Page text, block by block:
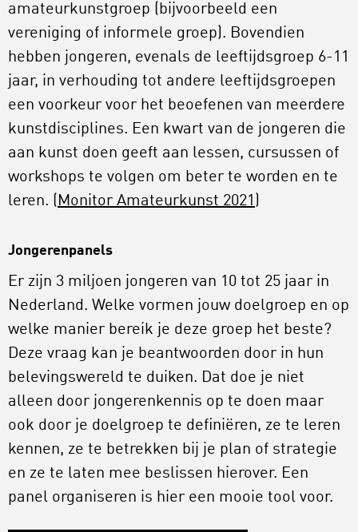
amateurkunstgroep (bijvoorbeeld een
vereniging of informele groep). Bovendien
hebben jongeren, evenals de leeftijdsgroep 6-11
jaar, in verhouding tot andere leeftijdsgroepen
een voorkeur voor het beoefenen van meerdere
kunstdisciplines. Een kwart van de jongeren die
aan kunst doen geeft aan lessen, cursussen of
workshops te volgen om beter te worden en te
leren. ( Monitor Amateurkunst 2021 )
Jongerenpanels
Er zijn 3 miljoen jongeren van 10 tot 25 jaar in
Nederland. Welke vormen jouw doelgroep en op
welke manier bereik je deze groep het beste?
Deze vraag kan je beantwoorden door in hun
belevingswereld te duiken. Dat doe je niet
alleen door jongerenkennis op te doen maar
ook door je doelgroep te definiëren, ze te leren
kennen, ze te betrekken bij je plan of strategie
en ze te laten mee beslissen hierover. Een
panel organiseren is hier een mooie tool voor.